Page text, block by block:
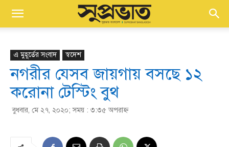
এ মুহূর্তের সংবাদ স্বদেশ
নগরীর যেসব জায়গায় বসছে ১২
করোনা টেস্টিং বুথ
বুধবার, মে ২৭, ২০২০; সময় : ৩:৩৫ অপরাহ্ণ